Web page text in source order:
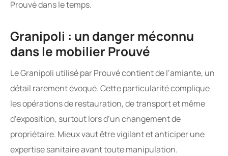
Prouvé dans le temps.
Granipoli : un danger méconnu
dans le mobilier Prouvé
Le Granipoli utilisé par Prouvé contient de l’amiante, un
détail rarement évoqué. Cette particularité complique
les opérations de restauration, de transport et même
d’exposition, surtout lors d’un changement de
propriétaire. Mieux vaut être vigilant et anticiper une
expertise sanitaire avant toute manipulation.